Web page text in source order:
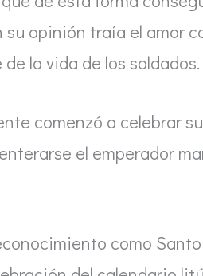
opinión traía el amor
la vida de los soldados.
comenzó a celebrar
el emperador
como